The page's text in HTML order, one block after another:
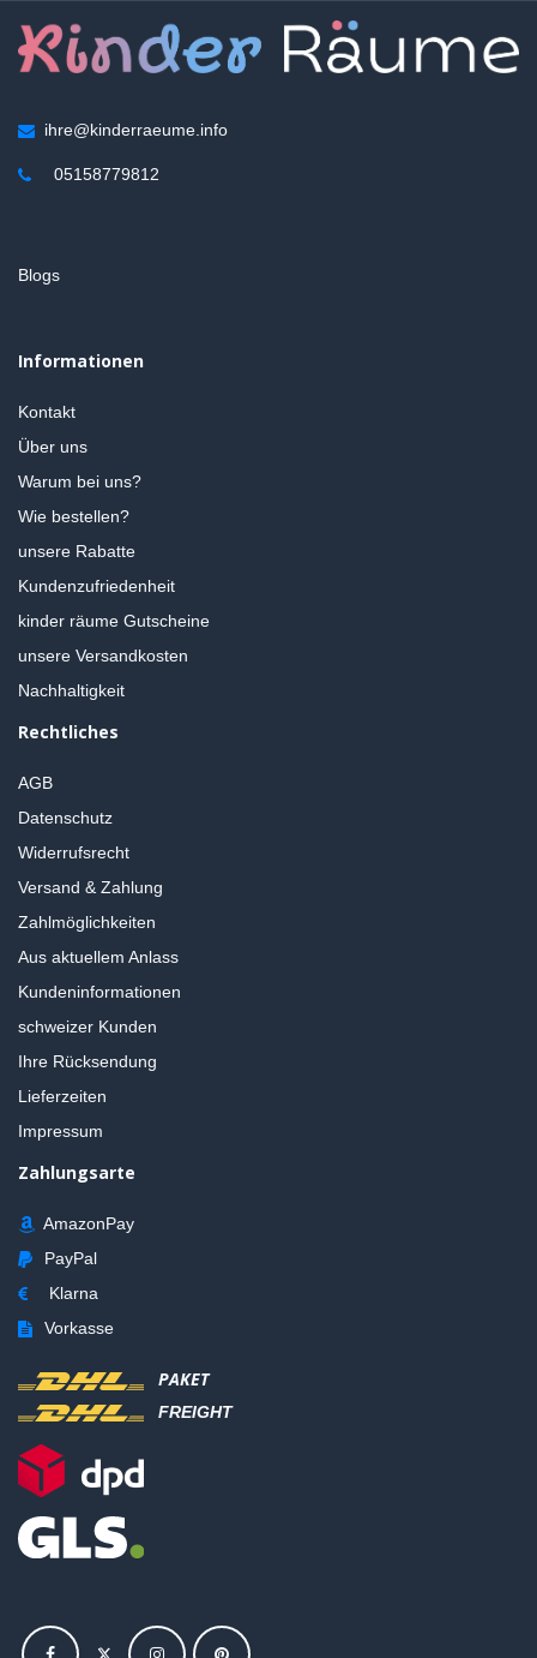
ihre@kinderraeume.info
05158779812
Blogs
Informationen
Kontakt
Über uns
Warum bei uns?
Wie bestellen?
unsere Rabatte
Kundenzufriedenheit
kinder räume Gutscheine
unsere Versandkosten
Nachhaltigkeit
Rechtliches
AGB
Datenschutz
Widerrufsrecht
Versand & Zahlung
Zahlmöglichkeiten
Aus aktuellem Anlass
Kundeninformationen
schweizer Kunden
Ihre Rücksendung
Lieferzeiten
Impressum
Zahlungsarte
AmazonPay
PayPal
Klarna
Vorkasse
PAKET
FREIGHT